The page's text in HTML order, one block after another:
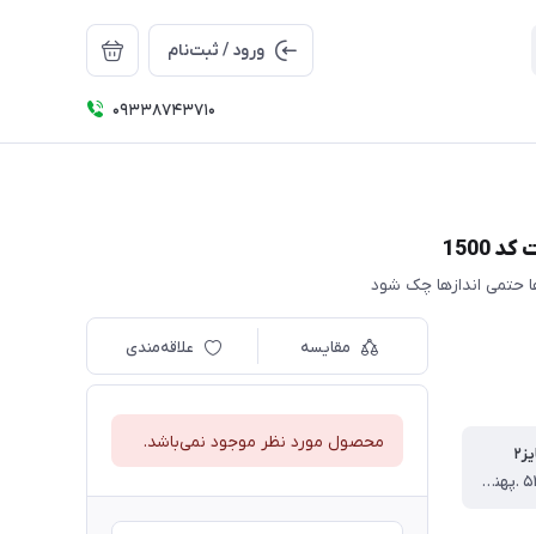
ورود / ثبت‌نام
09338743710
قد تیشرت ۵۲ .پهنا ۴۰.قد شلوارک ۵۲ سانت
مقایسه علاقه‌مندی
محصول مورد نظر موجود نمی‌باشد.